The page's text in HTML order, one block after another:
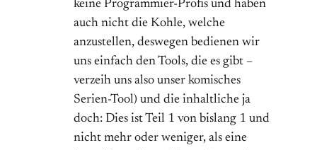
keine Programmier-Profis und haben
auch nicht die Kohle, welche
anzustellen, deswegen bedienen wir
uns einfach den Tools, die es gibt –
verzeih uns also unser komisches
Serien-Tool) und die inhaltliche ja
doch: Dies ist Teil 1 von bislang 1 und
nicht mehr oder weniger, als eine